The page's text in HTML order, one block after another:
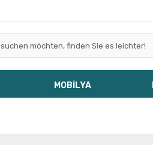
MOBİLYA